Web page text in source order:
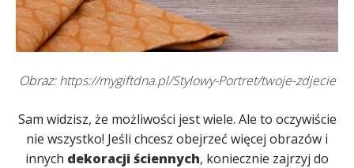
Obraz:https://mygiftdna.pl/Stylowy-Portret/twoje-zdjecie
Sam widzisz, że możliwości jest wiele. Ale to oczywiście
nie wszystko! Jeśli chcesz obejrzeć więcej obrazów i
innych dekoracji ściennych, koniecznie zajrzyj do